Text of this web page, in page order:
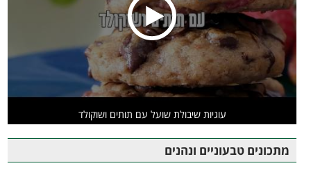
עוגיות שיבולת שועל עם תותים ושוקולד
מתכונים טבעוניים ונהנים